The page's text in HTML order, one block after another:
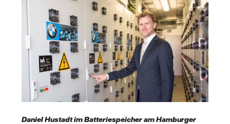
Daniel Hustadt im Batteriespeicher am Hamburger